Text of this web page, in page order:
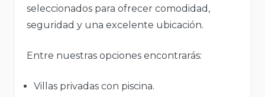
seleccionados para ofrecer comodidad,
seguridad y una excelente ubicación.
Entre nuestras opciones encontrarás:
Villas privadas con piscina.